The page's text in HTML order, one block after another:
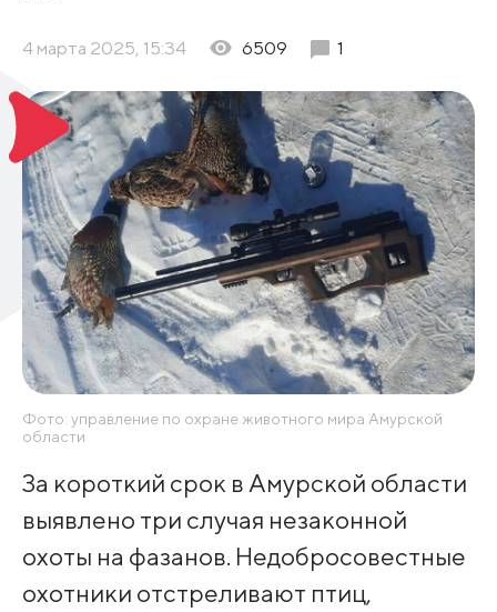
4 марта 2025, 15:34 6509 1
Фото: управление по охране животного мира Амурской
области
За короткий срок в Амурской области
выявлено три случая незаконной
охоты на фазанов. Недобросовестные
охотники отстреливают птиц,